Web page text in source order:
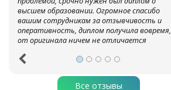
высшем образовании. Огромное спасибо
вашим сотрудникам за отзывчивость и
оперативность, диплом получила вовремя,
от оригинала ничем не отличается
Все отзывы